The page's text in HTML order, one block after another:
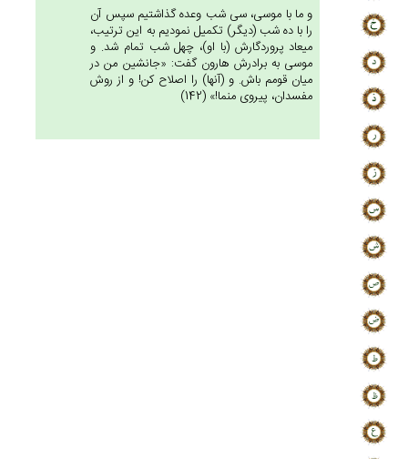
و ما با موسى، سى شب وعده گذاشتيم سپس آن
را با ده شب (ديگر) تكميل نموديم به اين ترتيب،
ميعاد پروردگارش (با او)، چهل شب تمام شد. و
موسى به برادرش هارون گفت: «جانشين من در
ميان قومم باش. و (آنها) را اصلاح كن! و از روش
مفسدان، پيروى منما!» (142)